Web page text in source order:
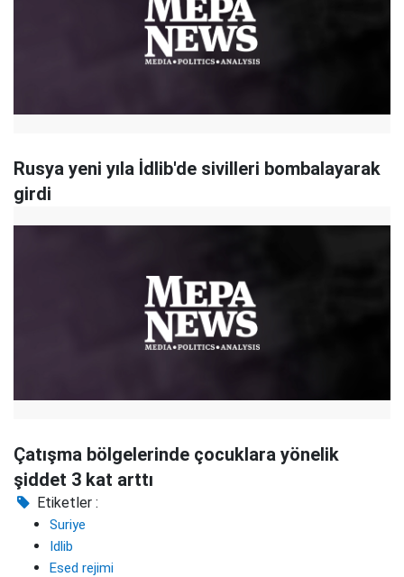
Rusya yeni yıla İdlib'de sivilleri bombalayarak
girdi
Çatışma bölgelerinde çocuklara yönelik
şiddet 3 kat arttı
Etiketler :
Suriye
Idlib
Esed rejimi